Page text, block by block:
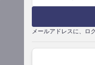
メールアドレスに、ロ